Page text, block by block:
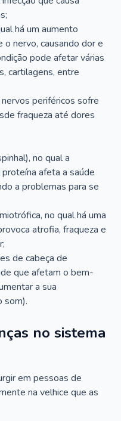
há um aumento
nervo, causando dor e
pode afetar várias
cartilagens, entre
periféricos sofre
fraqueza até dores
no qual a
afeta a saúde
a problemas para se
no qual há uma
atrofia, fraqueza e
de cabeça de
que afetam o bem-
a sua
som).
no sistema
em pessoas de
na velhice que as